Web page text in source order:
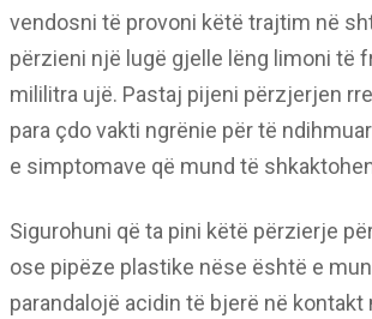
vendosni të provoni këtë trajtim në
përzieni një lugë gjelle lëng limoni të
mililitra ujë. Pastaj pijeni përzjerjen
para çdo vakti ngrënie për të
e simptomave që mund të
Sigurohuni që ta pini këtë përzierje
ose pipëze plastike nëse është e
parandalojë acidin të bjerë në